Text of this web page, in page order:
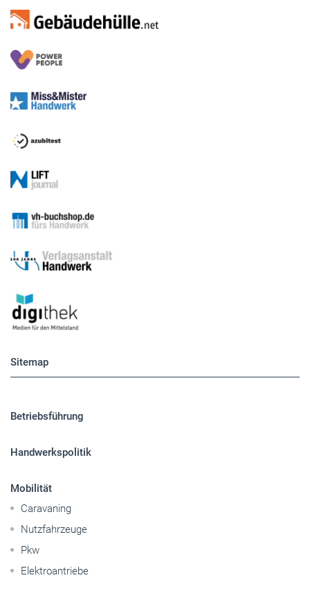
Sitemap
Betriebsführung
Handwerkspolitik
Mobilität
Caravaning
Nutzfahrzeuge
Pkw
Elektroantriebe